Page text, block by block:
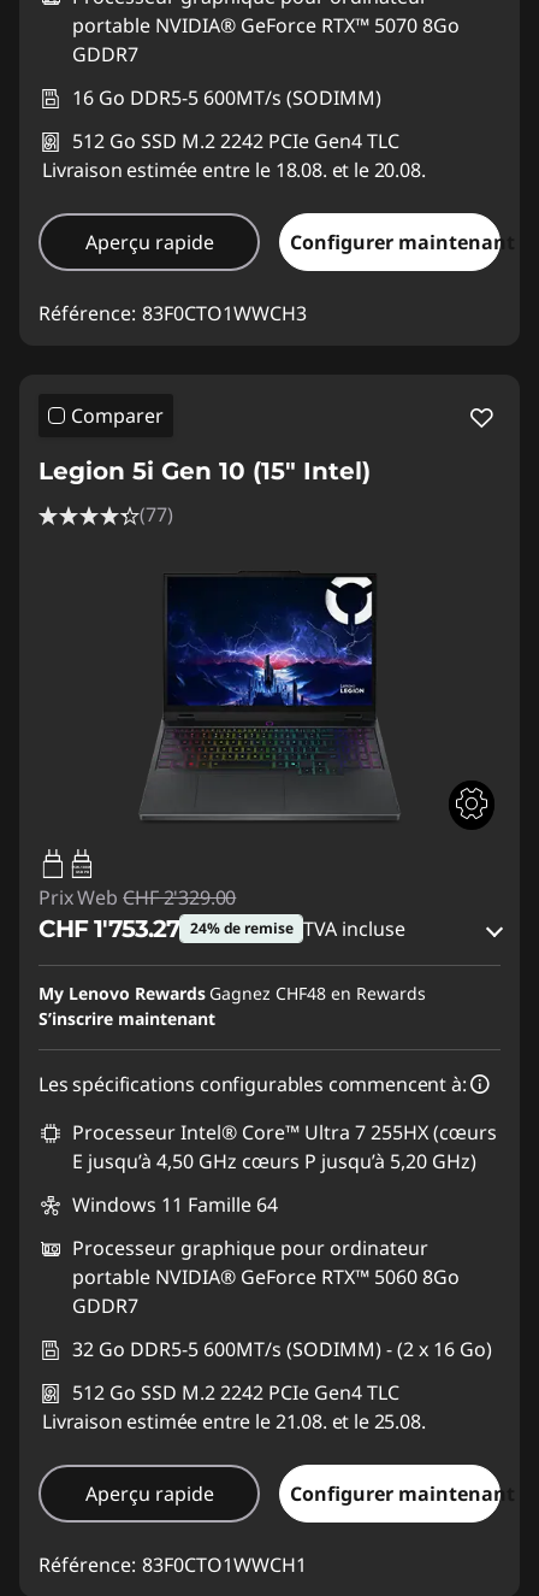
portable NVIDIA® GeForce RTX™ 5070 8Go
GDDR7
16 Go DDR5-5 600MT/s (SODIMM)
512 Go SSD M.2 2242 PCIe Gen4 TLC
Livraison estimée entre le 18.08. et le 20.08.
Aperçu rapide Configurer maintenant
Référence: 83F0CTO1WWCH3
Comparer
Legion 5i Gen 10 (15" Intel)
(77)
95W-100W
USB PD
Prix Web CHF 2'329.00
CHF 1'753.27 24% de remise TVA incluse
Bons de réduction en ligne :-CHF 575.73
Code de réduction :
My Lenovo Rewards Gagnez CHF48 en Rewards
S’inscrire maintenant
Les spécifications configurables commencent à:
Processeur Intel® Core™ Ultra 7 255HX (cœurs
E jusqu’à 4,50 GHz cœurs P jusqu’à 5,20 GHz)
Windows 11 Famille 64
Processeur graphique pour ordinateur
portable NVIDIA® GeForce RTX™ 5060 8Go
GDDR7
32 Go DDR5-5 600MT/s (SODIMM) - (2 x 16 Go)
512 Go SSD M.2 2242 PCIe Gen4 TLC
Livraison estimée entre le 21.08. et le 25.08.
Aperçu rapide Configurer maintenant
Référence: 83F0CTO1WWCH1